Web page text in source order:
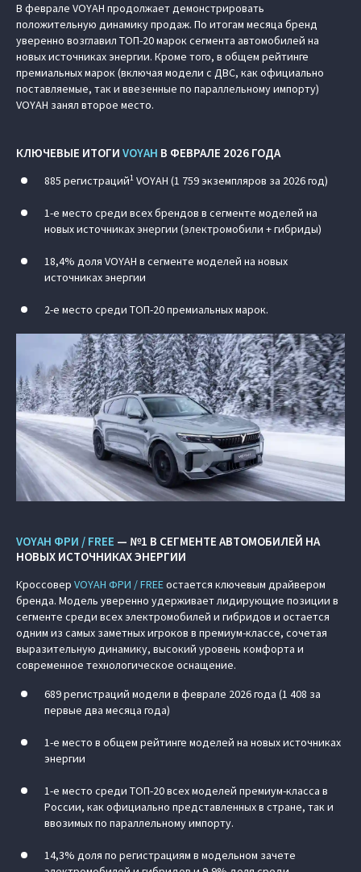
В феврале VOYAH продолжает демонстрировать
положительную динамику продаж. По итогам месяца бренд
уверенно возглавил ТОП-20 марок сегмента автомобилей на
новых источниках энергии. Кроме того, в общем рейтинге
премиальных марок (включая модели с ДВС, как официально
поставляемые, так и ввезенные по параллельному импорту)
VOYAH занял второе место.
КЛЮЧЕВЫЕ ИТОГИ VOYAH В ФЕВРАЛЕ 2026 ГОДА
885 регистраций1 VOYAH (1 759 экземпляров за 2026 год)
1-е место среди всех брендов в сегменте моделей на
новых источниках энергии (электромобили + гибриды)
18,4% доля VOYAH в сегменте моделей на новых
источниках энергии
2-е место среди ТОП-20 премиальных марок.
VOYAH ФРИ / FREE — №1 В СЕГМЕНТЕ АВТОМОБИЛЕЙ НА
НОВЫХ ИСТОЧНИКАХ ЭНЕРГИИ
Кроссовер VOYAH ФРИ / FREEостается ключевым драйвером
бренда. Модель уверенно удерживает лидирующие позиции в
сегменте среди всех электромобилей и гибридов и остается
одним из самых заметных игроков в премиум-классе, сочетая
выразительную динамику, высокий уровень комфорта и
современное технологическое оснащение.
689 регистраций модели в феврале 2026 года (1 408 за
первые два месяца года)
1-е место в общем рейтинге моделей на новых источниках
энергии
1-е место среди ТОП-20 всех моделей премиум-класса в
России, как официально представленных в стране, так и
ввозимых по параллельному импорту.
14,3% доля по регистрациям в модельном зачете